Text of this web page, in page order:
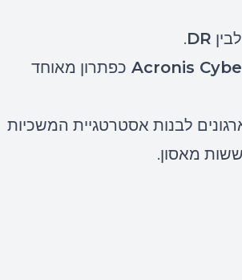
DR
.
כפתרון מאוחד
לבנות אסטרטגיית המשכיות
מאסון.